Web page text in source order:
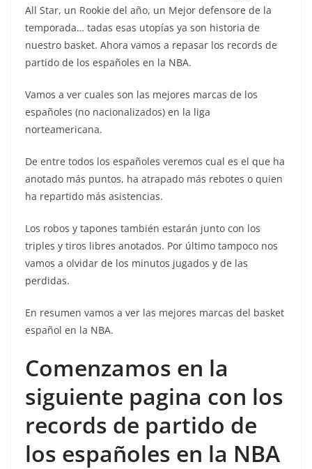
All Star, un Rookie del año, un Mejor defensore de la
temporada… tadas esas utopías ya son historia de
nuestro basket. Ahora vamos a repasar los records de
partido de los españoles en la NBA.
Vamos a ver cuales son las mejores marcas de los
españoles (no nacionalizados) en la liga
norteamericana.
De entre todos los españoles veremos cual es el que ha
anotado más puntos, ha atrapado más rebotes o quien
ha repartido más asistencias.
Los robos y tapones también estarán junto con los
triples y tiros libres anotados. Por último tampoco nos
vamos a olvidar de los minutos jugados y de las
perdidas.
En resumen vamos a ver las mejores marcas del basket
español en la NBA.
Comenzamos en la
siguiente pagina con los
records de partido de
los españoles en la NBA